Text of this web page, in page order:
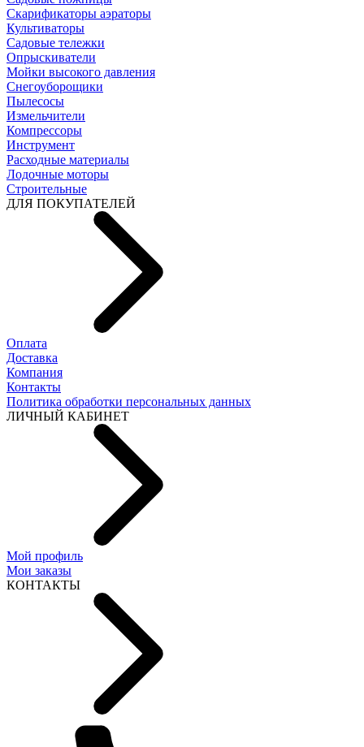
Скарификаторы аэраторы
Культиваторы
Садовые тележки
Опрыскиватели
Мойки высокого давления
Снегоуборощики
Пылесосы
Измельчители
Компрессоры
Инструмент
Расходные материалы
Лодочные моторы
Строительные
ДЛЯ ПОКУПАТЕЛЕЙ
Оплата
Доставка
Компания
Контакты
Политика обработки персональных данных
ЛИЧНЫЙ КАБИНЕТ
Мой профиль
Мои заказы
КОНТАКТЫ